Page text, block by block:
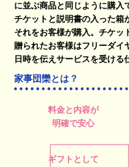
に並ぶ商品と同じように購入
チケットと説明書の入った箱
それをお客様が購入。チケッ
贈られたお客様はフリーダイ
日時を伝えサービスを受ける
家事団欒とは？
料金と内容が
明確で安心
ギフトとして